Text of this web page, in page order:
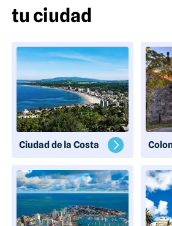
tu ciudad
Ciudad de la Costa